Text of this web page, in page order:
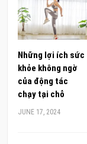
Những lợi ích sức
khỏe không ngờ
của động tác
chạy tại chỗ
JUNE 17, 2024